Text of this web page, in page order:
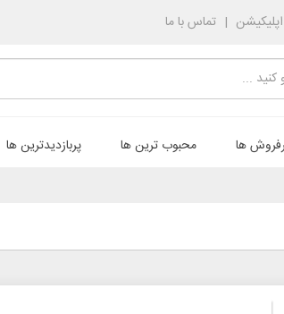
اپلیکیشن تماس با ما
ها محبوب ترین ها پربازدیدترین ها